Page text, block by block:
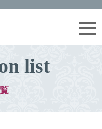
list